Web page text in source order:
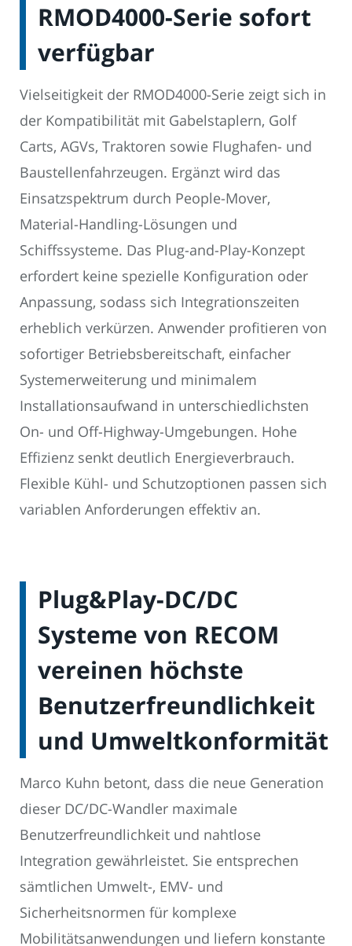
RMOD4000-Serie sofort
verfügbar
Vielseitigkeit der RMOD4000-Serie zeigt sich in
der Kompatibilität mit Gabelstaplern, Golf
Carts, AGVs, Traktoren sowie Flughafen- und
Baustellenfahrzeugen. Ergänzt wird das
Einsatzspektrum durch People-Mover,
Material-Handling-Lösungen und
Schiffssysteme. Das Plug-and-Play-Konzept
erfordert keine spezielle Konfiguration oder
Anpassung, sodass sich Integrationszeiten
erheblich verkürzen. Anwender profitieren von
sofortiger Betriebsbereitschaft, einfacher
Systemerweiterung und minimalem
Installationsaufwand in unterschiedlichsten
On- und Off-Highway-Umgebungen. Hohe
Effizienz senkt deutlich Energieverbrauch.
Flexible Kühl- und Schutzoptionen passen sich
variablen Anforderungen effektiv an.
Plug&Play-DC/DC
Systeme von RECOM
vereinen höchste
Benutzerfreundlichkeit
und Umweltkonformität
Marco Kuhn betont, dass die neue Generation
dieser DC/DC-Wandler maximale
Benutzerfreundlichkeit und nahtlose
Integration gewährleistet. Sie entsprechen
sämtlichen Umwelt-, EMV- und
Sicherheitsnormen für komplexe
Mobilitätsanwendungen und liefern konstante